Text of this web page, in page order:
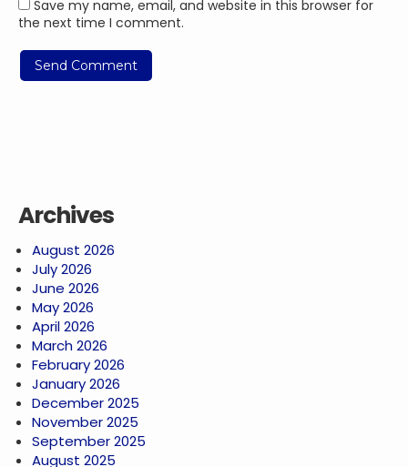
Save my name, email, and website in this browser for
the next time I comment.
Archives
August 2026
July 2026
June 2026
May 2026
April 2026
March 2026
February 2026
January 2026
December 2025
November 2025
September 2025
August 2025